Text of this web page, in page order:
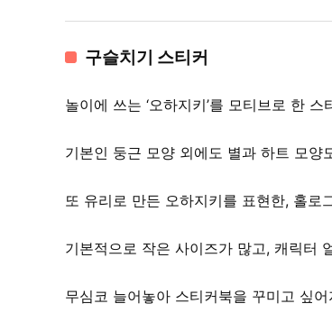
구슬치기 스티커
놀이에 쓰는 ‘오하지키’를 모티브로 한 스
기본인 둥근 모양 외에도 별과 하트 모양
또 유리로 만든 오하지키를 표현한, 홀로
기본적으로 작은 사이즈가 많고, 캐릭터
무심코 늘어놓아 스티커북을 꾸미고 싶